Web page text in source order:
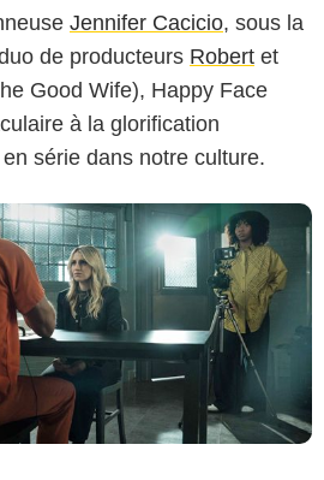
Jennifer Cacicio, sous la
de producteurs Robert et
Good Wife), Happy Face
à la glorification
série dans notre culture.